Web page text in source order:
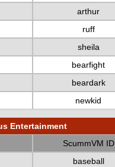
arthur
ruff
sheila
bearfight
beardark
newkid
Entertainment
ScummVM ID
baseball